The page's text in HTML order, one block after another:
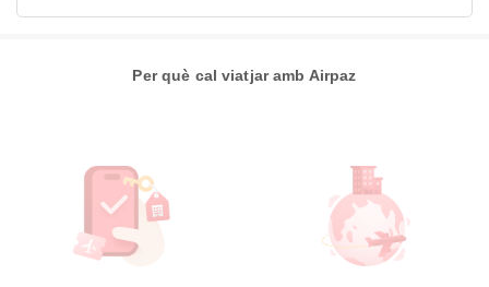
Per què cal viatjar amb Airpaz